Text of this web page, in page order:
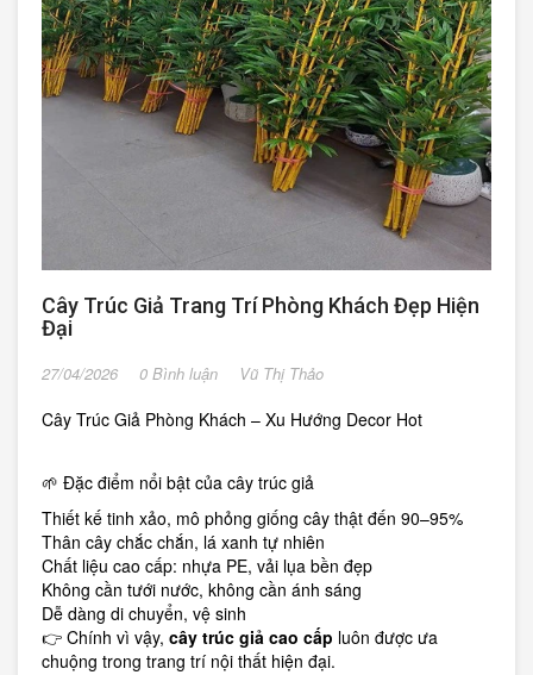
Cây Trúc Giả Trang Trí Phòng Khách Đẹp Hiện
Đại
27/04/2026 0 Bình luận Vũ Thị Thảo
Cây Trúc Giả Phòng Khách – Xu Hướng Decor Hot
🌱 Đặc điểm nổi bật của cây trúc giả
Thiết kế tinh xảo, mô phỏng giống cây thật đến 90–95%
Thân cây chắc chắn, lá xanh tự nhiên
Chất liệu cao cấp: nhựa PE, vải lụa bền đẹp
Không cần tưới nước, không cần ánh sáng
Dễ dàng di chuyển, vệ sinh
👉 Chính vì vậy, cây trúc giả cao cấp luôn được ưa
chuộng trong trang trí nội thất hiện đại.